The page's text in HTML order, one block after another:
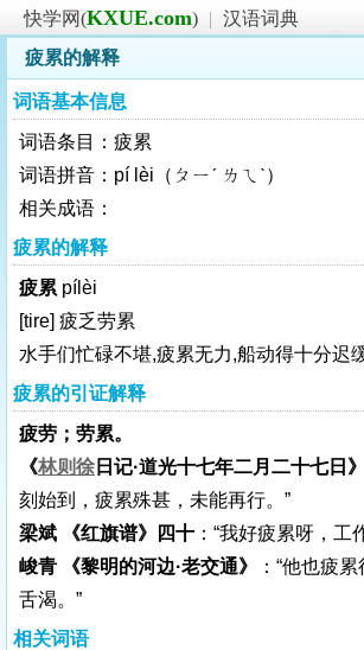
快学网(KXUE.com) | 汉语词典
疲累的解释
词语基本信息
词语条目：疲累
词语拼音：pí lèi（ㄆㄧˊ ㄌㄟˋ）
相关成语：
疲累的解释
疲累 pílèi
[tire] 疲乏劳累
水手们忙碌不堪,疲累无力,船动得十分迟
疲累的引证解释
疲劳；劳累。
《林则徐 日记·道光十七年二月二十七日》
刻始到，疲累殊甚，未能再行。”
梁斌 《红旗谱》四十 ：“我好疲累呀，工
峻青 《黎明的河边·老交通》
：“他也疲
舌渴。”
相关词语